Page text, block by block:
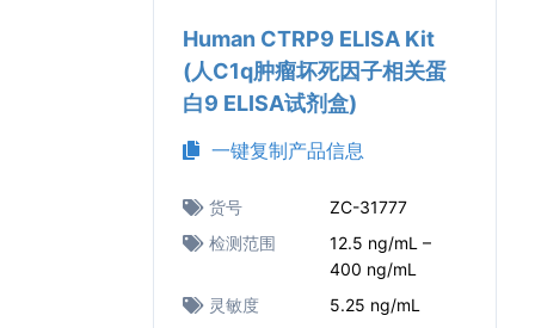
Human CTRP9 ELISA Kit
(人C1q肿瘤坏死因子相关蛋
白9 ELISA试剂盒)
一键复制产品信息
货号
ZC-31777
检测范围
12.5 ng/mL –
400 ng/mL
灵敏度
5.25 ng/mL